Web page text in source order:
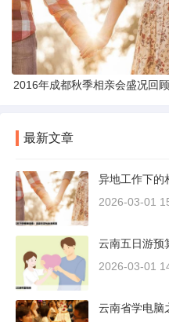
2016年成都秋季相亲会盛况回顾
最新文章
异地工作下的
2026-03-01
云南五日游预
2026-03-01
云南省学电